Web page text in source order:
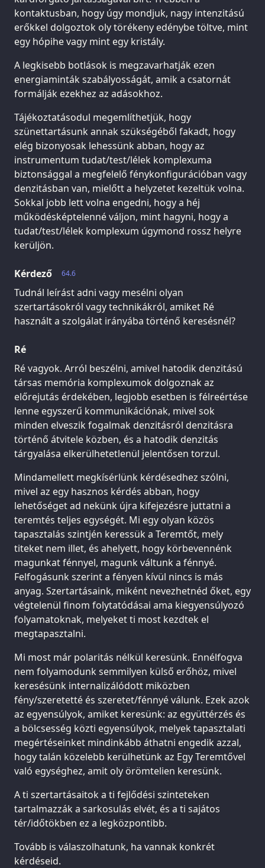
kontaktusban, hogy úgy mondjuk, nagy intenzitású
erőkkel dolgoztok oly törékeny edénybe töltve, mint
egy hópihe vagy mint egy kristály.
A legkisebb botlások is megzavarhatják ezen
energiaminták szabályosságát, amik a csatornát
formálják ezekhez az adásokhoz.
Tájékoztatásodul megemlíthetjük, hogy
szünettartásunk annak szükségéből fakadt, hogy
elég bizonyosak lehessünk abban, hogy az
instrumentum tudat/test/lélek komplexuma
biztonsággal a megfelelő fénykonfigurációban vagy
denzitásban van, mielőtt a helyzetet kezeltük volna.
Sokkal jobb lett volna engedni, hogy a héj
működésképtelenné váljon, mint hagyni, hogy a
tudat/test/lélek komplexum úgymond rossz helyre
kerüljön.
64.6
Kérdező
Tudnál leírást adni vagy mesélni olyan
szertartásokról vagy technikákról, amiket Ré
használt a szolgálat irányába történő keresésnél?
Ré
Ré vagyok. Arról beszélni, amivel hatodik denzitású
társas memória komplexumok dolgoznak az
előrejutás érdekében, legjobb esetben is félreértése
lenne egyszerű kommunikációnak, mivel sok
minden elveszik fogalmak denzitásról denzitásra
történő átvitele közben, és a hatodik denzitás
tárgyalása elkerülhetetlenül jelentősen torzul.
Mindamellett megkísérlünk kérdésedhez szólni,
mivel az egy hasznos kérdés abban, hogy
lehetőséget ad nekünk újra kifejezésre juttatni a
teremtés teljes egységét. Mi egy olyan közös
tapasztalás szintjén keressük a Teremtőt, mely
titeket nem illet, és ahelyett, hogy körbevennénk
magunkat fénnyel, magunk váltunk a fénnyé.
Felfogásunk szerint a fényen kívül nincs is más
anyag. Szertartásaink, miként nevezhetnéd őket, egy
végtelenül finom folytatódásai ama kiegyensúlyozó
folyamatoknak, melyeket ti most kezdtek el
megtapasztalni.
Mi most már polaritás nélkül keresünk. Ennélfogva
nem folyamodunk semmilyen külső erőhöz, mivel
keresésünk internalizálódott miközben
fény/szeretetté és szeretet/fénnyé válunk. Ezek azok
az egyensúlyok, amiket keresünk: az együttérzés és
a bölcsesség közti egyensúlyok, melyek tapasztalati
megértéseinket mindinkább áthatni engedik azzal,
hogy talán közelebb kerülhetünk az Egy Teremtővel
való egységhez, amit oly örömtelien keresünk.
A ti szertartásaitok a ti fejlődési szinteteken
tartalmazzák a sarkosulás elvét, és a ti sajátos
tér/időtökben ez a legközpontibb.
Tovább is válaszolhatunk, ha vannak konkrét
kérdéseid.